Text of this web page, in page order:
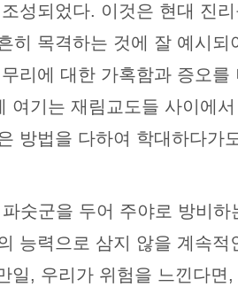
성되었다. 이것은 현대 진
히 목격하는 것에 잘 예시
리에 대한 가혹함과 증오
여기는 재림교도들 사이에
방법을 다하여 학대하다가
숫군을 두어 주야로 방비
능력으로 삼지 않을 계속
, 우리가 위험을 느낀다면